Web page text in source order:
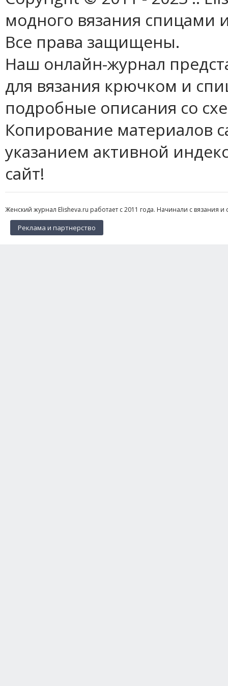
модного вязания спицами
Все права защищены.
Наш онлайн-журнал
для вязания крючком и
подробные описания со
Копирование материалов
указанием активной
сайт!
Женский журнал Elisheva.ru работает с 2011 года. Начинали с вязания
Реклама и партнерство